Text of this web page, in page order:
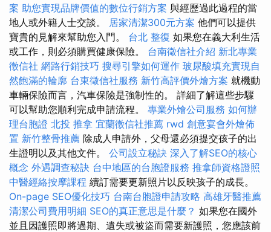
案 助您實現品牌價值的數位行銷方案 與經歷過此過程的當
地人或外籍人士交談。 居家清潔300元方案 他們可以提供
寶貴的見解來幫助您入門。 台北 整復 如果您在義大利生活
或工作，則必須購買健康保險。 台南徵信社介紹 新北專業
徵信社 網路行銷技巧 搜尋引擎如何運作 玻尿酸填充實現自
然飽滿的輪廓 台東徵信社服務 新竹高評價外燴方案 就機動
車輛保險而言，汽車保險是強制性的。 詳細了解這些步驟
可以幫助您順利完成申請流程。 專業外燴公司服務 如何辦
理台胞證 北投 推拿 宜蘭徵信社推薦 rwd 創意宴會外燴佈
置 新竹整骨推薦 除成人申請外，父母還必須提交孩子的出
生證明以及其他文件。 公司設立秘訣 深入了解SEO的核心
概念 外遇調查秘訣 台中地區的台胞證服務 推拿師資格證照
中醫經絡按摩課程 續訂需要更新照片以反映孩子的成長。
On-page SEO優化技巧 台南台胞證申請攻略 高雄牙醫推薦
清潔公司費用明細 SEO的真正意思是什麼？ 如果您在國外
並且因護照即將過期、遺失或被盜而需要新護照，您應該前